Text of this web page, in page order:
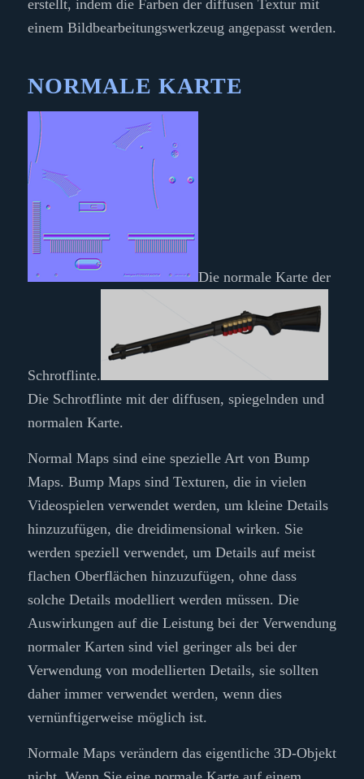
erstellt, indem die Farben der diffusen Textur mit
einem Bildbearbeitungswerkzeug angepasst werden.
NORMALE KARTE
Die normale Karte der
Schrotflinte.
Die Schrotflinte mit der diffusen, spiegelnden und
normalen Karte.
Normal Maps sind eine spezielle Art von Bump
Maps. Bump Maps sind Texturen, die in vielen
Videospielen verwendet werden, um kleine Details
hinzuzufügen, die dreidimensional wirken. Sie
werden speziell verwendet, um Details auf meist
flachen Oberflächen hinzuzufügen, ohne dass
solche Details modelliert werden müssen. Die
Auswirkungen auf die Leistung bei der Verwendung
normaler Karten sind viel geringer als bei der
Verwendung von modellierten Details, sie sollten
daher immer verwendet werden, wenn dies
vernünftigerweise möglich ist.
Normale Maps verändern das eigentliche 3D-Objekt